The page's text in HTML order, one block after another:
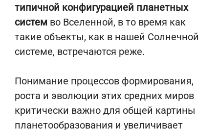
типичной конфигурацией планетных
систем во Вселенной, в то время как
такие объекты, как в нашей Солнечной
системе, встречаются реже.
Понимание процессов формирования,
роста и эволюции этих средних миров
критически важно для общей картины
планетообразования и увеличивает